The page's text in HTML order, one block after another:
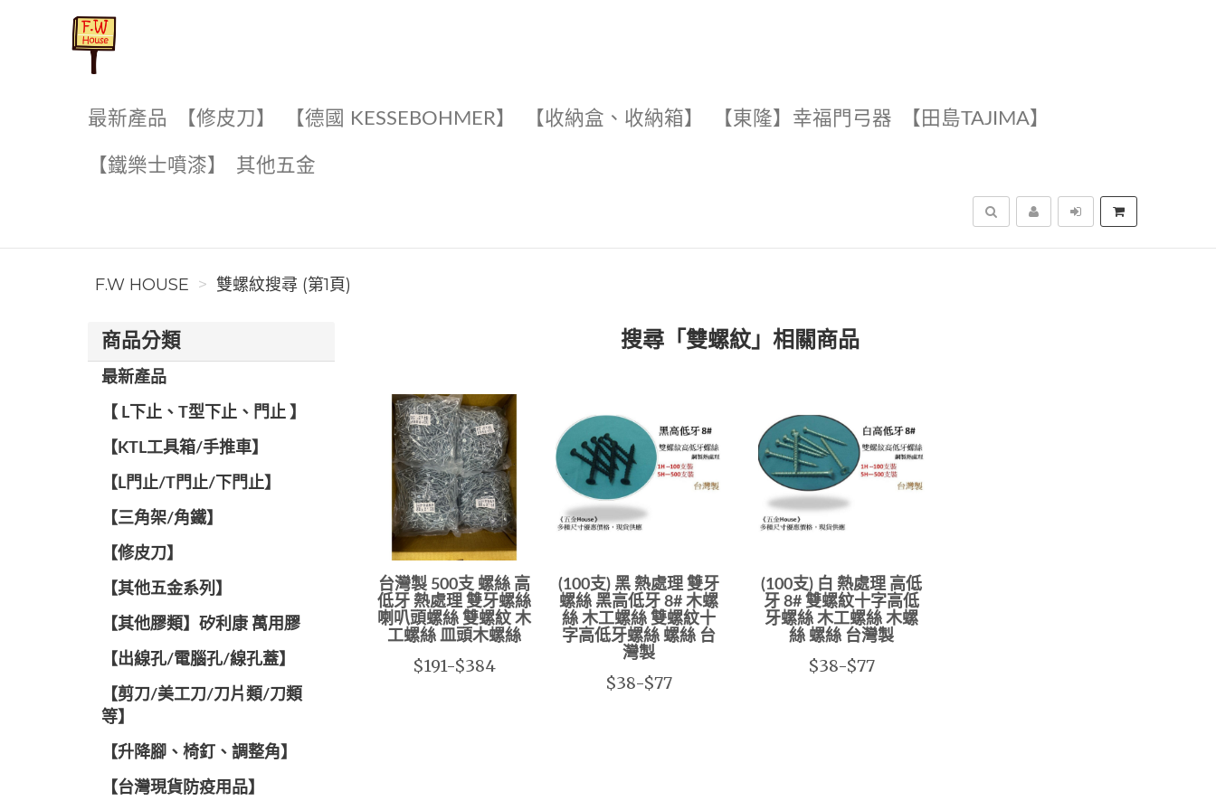
最新產品 【修皮刀】 【德國 KESSEBOHMER】 【收納盒、收納箱】 【東隆】幸福門弓器 【田島TAJIMA】
【鐵樂士噴漆】 其他五金
搜尋
F.W HOUSE 雙螺紋搜尋 (第1頁)
商品分類
最新產品
【 L下止、T型下止、門止 】
【KTL工具箱/手推車】
【L門止/T門止/下門止】
【三角架/角鐵】
【修皮刀】
【其他五金系列】
【其他膠類】矽利康 萬用膠
【出線孔/電腦孔/線孔蓋】
【剪刀/美工刀/刀片類/刀類
等】
【升降腳、椅釘、調整角】
【台灣現貨防疫用品】
搜尋「雙螺紋」相關商品
台灣製 500支 螺絲 高
低牙 熱處理 雙牙螺絲
喇叭頭螺絲 雙螺紋 木
工螺絲 皿頭木螺絲
$191-$384
(100支) 黑 熱處理 雙牙
螺絲 黑高低牙 8# 木螺
絲 木工螺絲 雙螺紋十
字高低牙螺絲 螺絲 台
灣製
$38-$77
(100支) 白 熱處理 高低
牙 8# 雙螺紋十字高低
牙螺絲 木工螺絲 木螺
絲 螺絲 台灣製
$38-$77